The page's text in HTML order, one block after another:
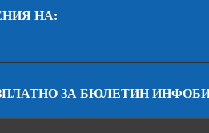
НА:
ЗА БЮЛЕТИН